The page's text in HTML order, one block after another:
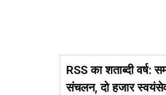
RSS का शताब्दी वर्ष:
संचलन, दो हजार